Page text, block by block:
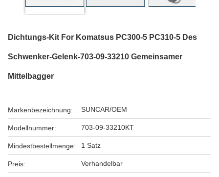
Dichtungs-Kit For Komatsus PC300-5 PC310-5 Des
Schwenker-Gelenk-703-09-33210 Gemeinsamer
Mittelbagger
Markenbezeichnung: SUNCAR/OEM
Modellnummer: 703-09-33210KT
Mindestbestellmenge: 1 Satz
Preis: Verhandelbar